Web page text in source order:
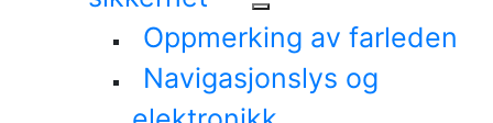
Oppmerking av farleden
Navigasjonslys og